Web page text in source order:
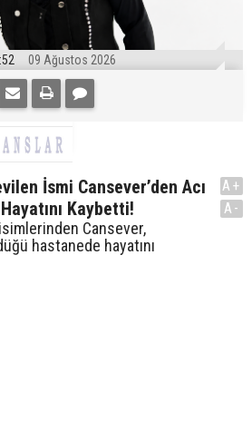
09 Ağustos 2026
İsmi Cansever’den Acı
Kaybetti!
Cansever,
hastanede hayatını
A+
A-